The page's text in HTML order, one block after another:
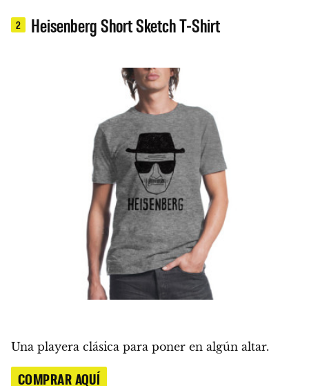
2 Heisenberg Short Sketch T-Shirt
Una playera clásica para poner en algún altar.
COMPRAR AQUÍ